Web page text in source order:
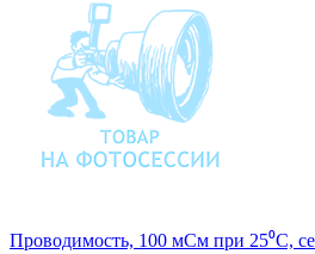
Проводимость, 100 мСм при 25⁰С,